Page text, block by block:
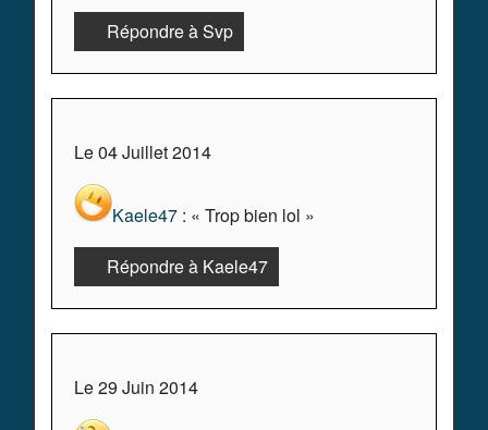
Répondre à Svp
Le 04 Juillet 2014
Kaele47 : « Trop bien lol »
Répondre à Kaele47
Le 29 Juin 2014